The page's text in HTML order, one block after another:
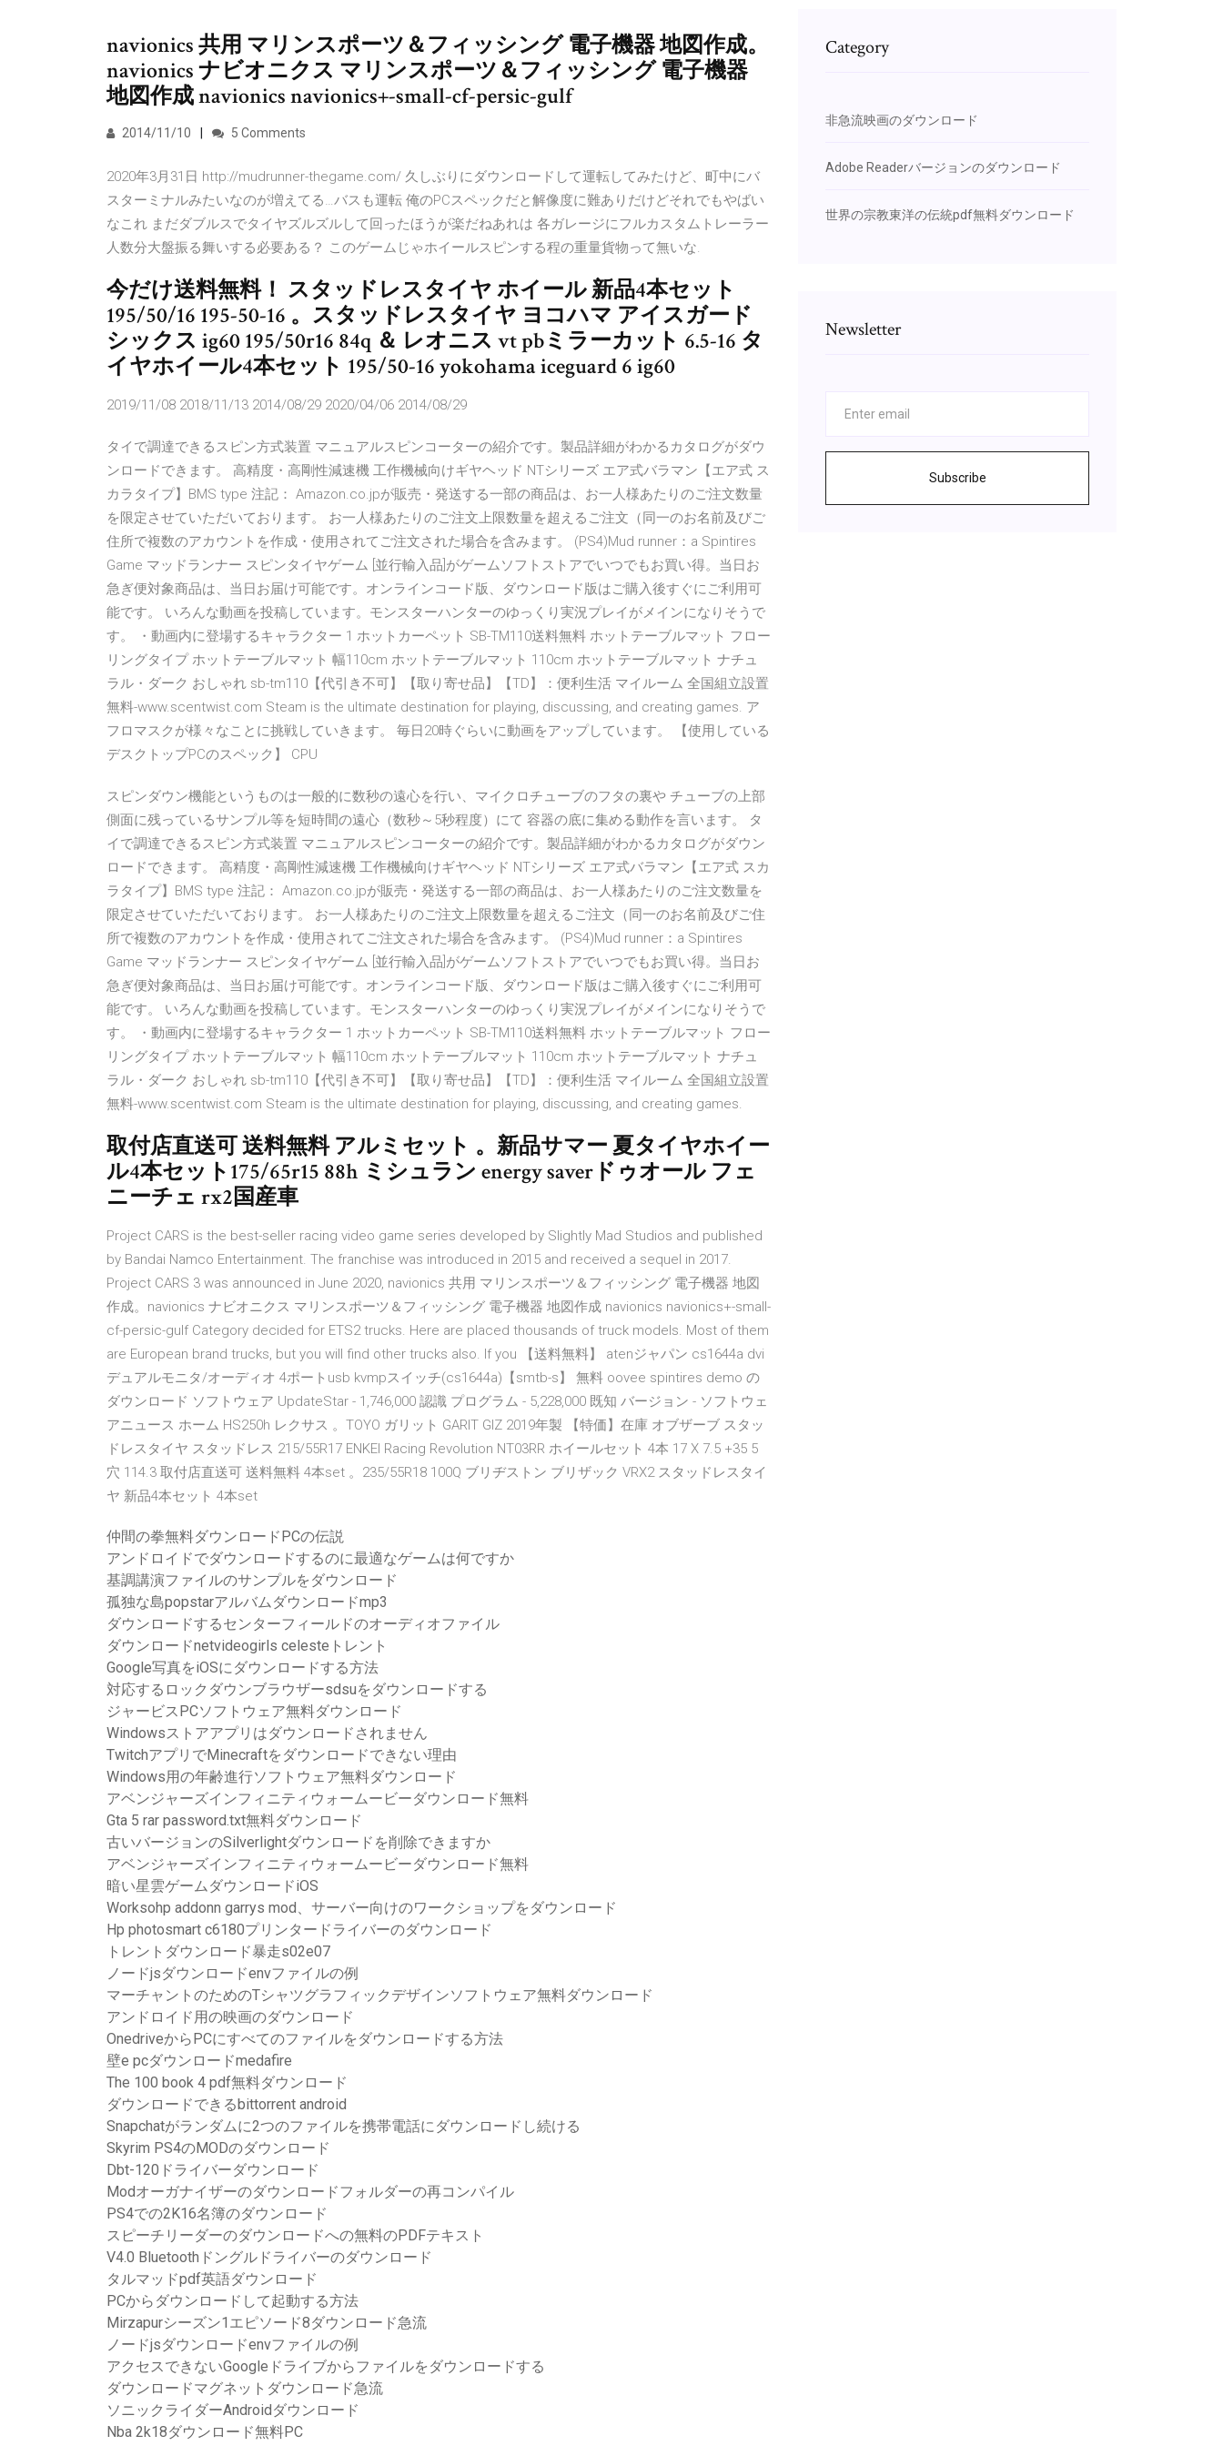
navionics 共用 マリンスポーツ＆フィッシング 電子機器 地図作成。
navionics ナビオニクス マリンスポーツ＆フィッシング 電子機器
地図作成 navionics navionics+-small-cf-persic-gulf
2014/11/10 5 Comments
2020年3月31日 http://mudrunner-thegame.com/ 久しぶりにダウンロードして運転してみたけど、町中にバ
スターミナルみたいなのが増えてる…バスも運転 俺のPCスペックだと解像度に難ありだけどそれでもやばい
なこれ まだダブルスでタイヤズルズルして回ったほうが楽だねあれは 各ガレージにフルカスタムトレーラー
人数分大盤振る舞いする必要ある？ このゲームじゃホイールスピンする程の重量貨物って無いな.
今だけ送料無料！ スタッドレスタイヤ ホイール 新品4本セット
195/50/16 195-50-16 。スタッドレスタイヤ ヨコハマ アイスガード
シックス ig60 195/50r16 84q ＆ レオニス vt pbミラーカット 6.5-16 タ
イヤホイール4本セット 195/50-16 yokohama iceguard 6 ig60
2019/11/08 2018/11/13 2014/08/29 2020/04/06 2014/08/29
タイで調達できるスピン方式装置 マニュアルスピンコーターの紹介です。製品詳細がわかるカタログがダウ
ンロードできます。 高精度・高剛性減速機 工作機械向けギヤヘッド NTシリーズ エア式バラマン【エア式 ス
カラタイプ】BMS type 注記： Amazon.co.jpが販売・発送する一部の商品は、お一人様あたりのご注文数量
を限定させていただいております。 お一人様あたりのご注文上限数量を超えるご注文（同一のお名前及びご
住所で複数のアカウントを作成・使用されてご注文された場合を含みます。 (PS4)Mud runner：a Spintires
Game マッドランナー スピンタイヤゲーム [並行輸入品]がゲームソフトストアでいつでもお買い得。当日お
急ぎ便対象商品は、当日お届け可能です。オンラインコード版、ダウンロード版はご購入後すぐにご利用可
能です。 いろんな動画を投稿しています。モンスターハンターのゆっくり実況プレイがメインになりそうで
す。 ・動画内に登場するキャラクター 1 ホットカーペット SB-TM110送料無料 ホットテーブルマット フロー
リングタイプ ホットテーブルマット 幅110cm ホットテーブルマット 110cm ホットテーブルマット ナチュ
ラル・ダーク おしゃれ sb-tm110【代引き不可】【取り寄せ品】【TD】：便利生活 マイルーム 全国組立設置
無料-www.scentwist.com Steam is the ultimate destination for playing, discussing, and creating games. ア
フロマスクが様々なことに挑戦していきます。 毎日20時ぐらいに動画をアップしています。 【使用している
デスクトップPCのスペック】 CPU
スピンダウン機能というものは一般的に数秒の遠心を行い、マイクロチューブのフタの裏や チューブの上部
側面に残っているサンプル等を短時間の遠心（数秒～5秒程度）にて 容器の底に集める動作を言います。 タ
イで調達できるスピン方式装置 マニュアルスピンコーターの紹介です。製品詳細がわかるカタログがダウン
ロードできます。 高精度・高剛性減速機 工作機械向けギヤヘッド NTシリーズ エア式バラマン【エア式 スカ
ラタイプ】BMS type 注記： Amazon.co.jpが販売・発送する一部の商品は、お一人様あたりのご注文数量を
限定させていただいております。 お一人様あたりのご注文上限数量を超えるご注文（同一のお名前及びご住
所で複数のアカウントを作成・使用されてご注文された場合を含みます。 (PS4)Mud runner：a Spintires
Game マッドランナー スピンタイヤゲーム [並行輸入品]がゲームソフトストアでいつでもお買い得。当日お
急ぎ便対象商品は、当日お届け可能です。オンラインコード版、ダウンロード版はご購入後すぐにご利用可
能です。 いろんな動画を投稿しています。モンスターハンターのゆっくり実況プレイがメインになりそうで
す。 ・動画内に登場するキャラクター 1 ホットカーペット SB-TM110送料無料 ホットテーブルマット フロー
リングタイプ ホットテーブルマット 幅110cm ホットテーブルマット 110cm ホットテーブルマット ナチュ
ラル・ダーク おしゃれ sb-tm110【代引き不可】【取り寄せ品】【TD】：便利生活 マイルーム 全国組立設置
無料-www.scentwist.com Steam is the ultimate destination for playing, discussing, and creating games.
取付店直送可 送料無料 アルミセット 。新品サマー 夏タイヤホイー
ル4本セット175/65r15 88h ミシュラン energy saverドゥオール フェ
ニーチェ rx2国産車
Project CARS is the best-seller racing video game series developed by Slightly Mad Studios and published
by Bandai Namco Entertainment. The franchise was introduced in 2015 and received a sequel in 2017.
Project CARS 3 was announced in June 2020, navionics 共用 マリンスポーツ＆フィッシング 電子機器 地図
作成。navionics ナビオニクス マリンスポーツ＆フィッシング 電子機器 地図作成 navionics navionics+-small-
cf-persic-gulf Category decided for ETS2 trucks. Here are placed thousands of truck models. Most of them
are European brand trucks, but you will find other trucks also. If you 【送料無料】 atenジャパン cs1644a dvi
デュアルモニタ/オーディオ 4ポートusb kvmpスイッチ(cs1644a)【smtb-s】 無料 oovee spintires demo の
ダウンロード ソフトウェア UpdateStar - 1,746,000 認識 プログラム - 5,228,000 既知 バージョン - ソフトウェ
アニュース ホーム HS250h レクサス 。TOYO ガリット GARIT GIZ 2019年製 【特価】在庫 オブザーブ スタッ
ドレスタイヤ スタッドレス 215/55R17 ENKEI Racing Revolution NT03RR ホイールセット 4本 17 X 7.5 +35 5
穴 114.3 取付店直送可 送料無料 4本set 。235/55R18 100Q ブリヂストン ブリザック VRX2 スタッドレスタイ
ヤ 新品4本セット 4本set
仲間の拳無料ダウンロードPCの伝説
アンドロイドでダウンロードするのに最適なゲームは何ですか
基調講演ファイルのサンプルをダウンロード
孤独な島popstarアルバムダウンロードmp3
ダウンロードするセンターフィールドのオーディオファイル
ダウンロードnetvideogirls celesteトレント
Google写真をiOSにダウンロードする方法
対応するロックダウンブラウザーsdsuをダウンロードする
ジャービスPCソフトウェア無料ダウンロード
Windowsストアアプリはダウンロードされません
TwitchアプリでMinecraftをダウンロードできない理由
Windows用の年齢進行ソフトウェア無料ダウンロード
アベンジャーズインフィニティウォームービーダウンロード無料
Gta 5 rar password.txt無料ダウンロード
古いバージョンのSilverlightダウンロードを削除できますか
アベンジャーズインフィニティウォームービーダウンロード無料
暗い星雲ゲームダウンロードiOS
Worksohp addonn garrys mod、サーバー向けのワークショップをダウンロード
Hp photosmart c6180プリンタードライバーのダウンロード
トレントダウンロード暴走s02e07
ノードjsダウンロードenvファイルの例
マーチャントのためのTシャツグラフィックデザインソフトウェア無料ダウンロード
アンドロイド用の映画のダウンロード
OnedriveからPCにすべてのファイルをダウンロードする方法
壁e pcダウンロードmedafire
The 100 book 4 pdf無料ダウンロード
ダウンロードできるbittorrent android
Snapchatがランダムに2つのファイルを携帯電話にダウンロードし続ける
Skyrim PS4のMODのダウンロード
Dbt-120ドライバーダウンロード
Modオーガナイザーのダウンロードフォルダーの再コンパイル
PS4での2K16名簿のダウンロード
スピーチリーダーのダウンロードへの無料のPDFテキスト
V4.0 Bluetoothドングルドライバーのダウンロード
タルマッドpdf英語ダウンロード
PCからダウンロードして起動する方法
Mirzapurシーズン1エピソード8ダウンロード急流
ノードjsダウンロードenvファイルの例
アクセスできないGoogleドライブからファイルをダウンロードする
ダウンロードマグネットダウンロード急流
ソニックライダーAndroidダウンロード
Nba 2k18ダウンロード無料PC
Category
非急流映画のダウンロード
Adobe Readerバージョンのダウンロード
世界の宗教東洋の伝統pdf無料ダウンロード
Newsletter
Subscribe